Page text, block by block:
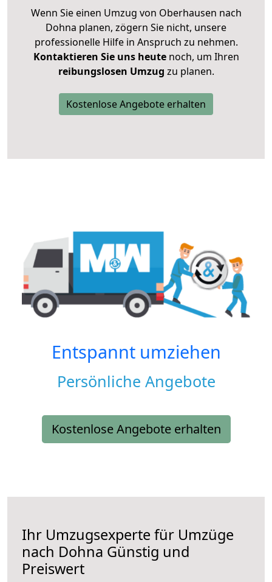
Wenn Sie einen Umzug von Oberhausen nach
Dohna planen, zögern Sie nicht, unsere
professionelle Hilfe in Anspruch zu nehmen.
Kontaktieren Sie uns heutenoch, um Ihren
reibungslosen Umzug zu planen.
Kostenlose Angebote erhalten
Entspannt umziehen
Persönliche Angebote
Kostenlose Angebote erhalten
Ihr Umzugsexperte für Umzüge
nach Dohna Günstig und
Preiswert